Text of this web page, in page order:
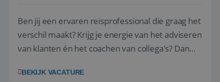
Ben jij een ervaren reisprofessional die graag het
verschil maakt? Krijg je energie van het adviseren
van klanten én het coachen van collega's? Dan
(onderdeel van Pelikaan Travel Group) zoeken
BEKIJK VACATURE